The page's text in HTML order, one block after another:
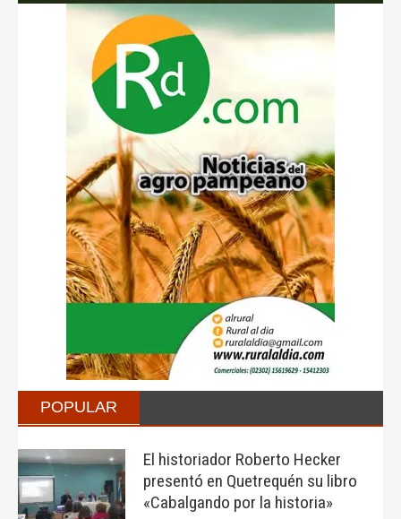
POPULAR
El historiador Roberto Hecker
presentó en Quetrequén su libro
«Cabalgando por la historia»